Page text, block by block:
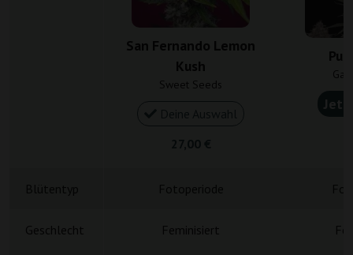
San Fernando Lemon
Kush
Sweet Seeds
Geschlecht Feminisiert